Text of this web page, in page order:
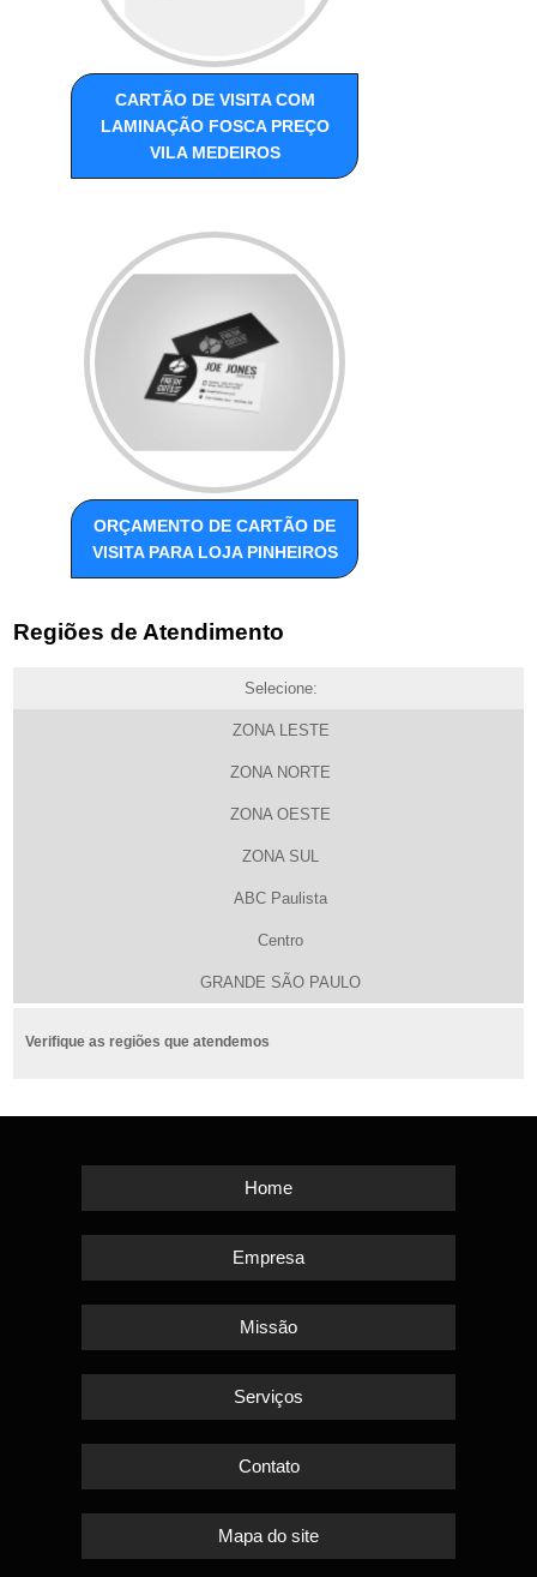
CARTÃO DE VISITA COM
LAMINAÇÃO FOSCA PREÇO
VILA MEDEIROS
ORÇAMENTO DE CARTÃO DE
VISITA PARA LOJA PINHEIROS
Regiões de Atendimento
Selecione:
ZONA LESTE
ZONA NORTE
ZONA OESTE
ZONA SUL
ABC Paulista
Centro
GRANDE SÃO PAULO
Verifique as regiões que atendemos
Home
Empresa
Missão
Serviços
Contato
Mapa do site